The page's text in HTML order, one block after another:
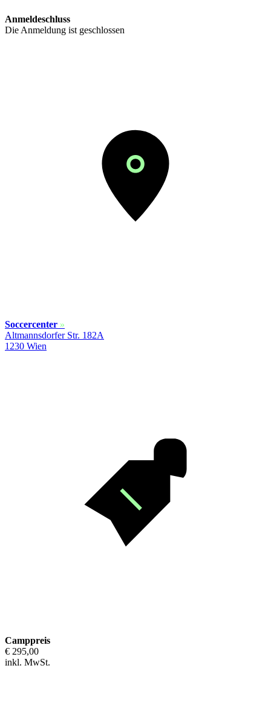
Anmeldeschluss
Die Anmeldung ist geschlossen
Soccercenter »
Altmannsdorfer Str. 182A
1230 Wien
Camppreis
€ 295,00
inkl. MwSt.